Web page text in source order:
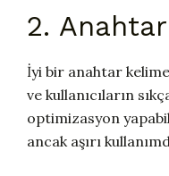
2. Anahtar
İyi bir anahtar
ve kullanıcıların
optimizasyon
ancak aşırı